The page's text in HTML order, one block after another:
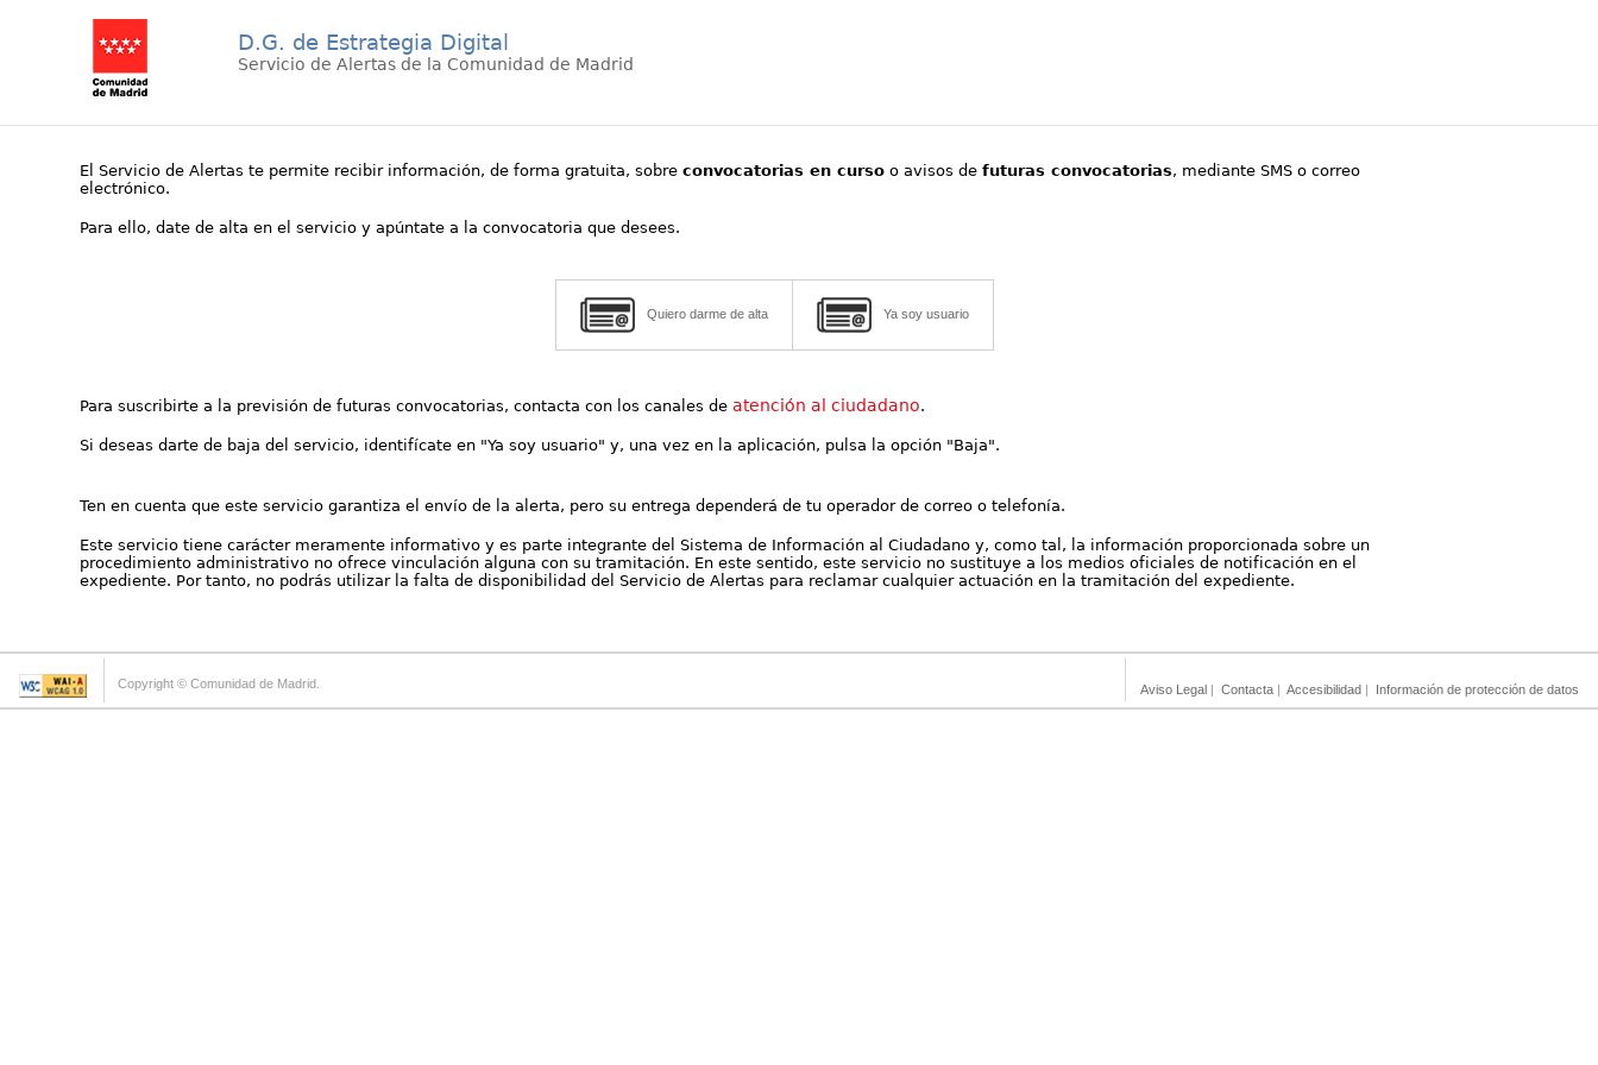
D.G. de Estrategia Digital
Servicio de Alertas de la Comunidad de Madrid
El Servicio de Alertas te permite recibir información, de forma gratuita, sobreconvocatorias en curso o avisos defuturas convocatorias, mediante SMS o correo
electrónico.
Para ello, date de alta en el servicio y apúntate a la convocatoria que desees.
Quiero darme de alta Ya soy usuario
Para suscribirte a la previsión de futuras convocatorias, contacta con los canales deatención al ciudadano.
Si deseas darte de baja del servicio, identifícate en "Ya soy usuario" y, una vez en la aplicación, pulsa la opción "Baja".
Ten en cuenta que este servicio garantiza el envío de la alerta, pero su entrega dependerá de tu operador de correo o telefonía.
Este servicio tiene carácter meramente informativo y es parte integrante del Sistema de Información al Ciudadano y, como tal, la información proporcionada sobre un
procedimiento administrativo no ofrece vinculación alguna con su tramitación. En este sentido, este servicio no sustituye a los medios oficiales de notificación en el
expediente. Por tanto, no podrás utilizar la falta de disponibilidad del Servicio de Alertas para reclamar cualquier actuación en la tramitación del expediente.
Copyright © Comunidad de Madrid. Aviso Legal | Contacta | Accesibilidad | Información de protección de datos